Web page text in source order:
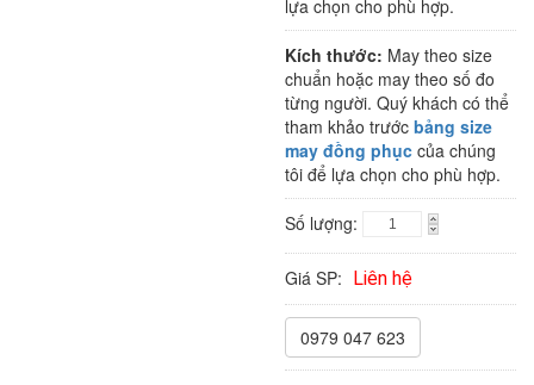
lựa chọn cho phù hợp.
Kích thước: May theo size
chuẩn hoặc may theo số đo
từng người. Quý khách có thể
tham khảo trước bảng size
may đồng phục của chúng
tôi để lựa chọn cho phù hợp.
Số lượng:
Giá SP: Liên hệ
0979 047 623